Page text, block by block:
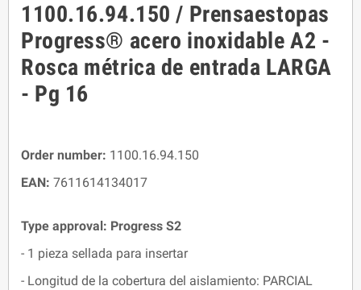
1100.16.94.150 / Prensaestopas
Progress® acero inoxidable A2 -
Rosca métrica de entrada LARGA
- Pg 16
Order number: 1100.16.94.150
EAN: 7611614134017
Type approval: Progress S2
- 1 pieza sellada para insertar
- Longitud de la cobertura del aislamiento: PARCIAL